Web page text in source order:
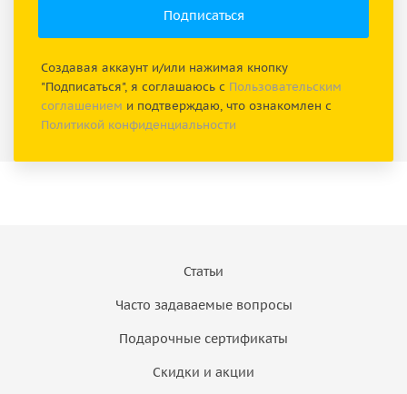
Создавая аккаунт и/или нажимая кнопку
"Подписаться", я соглашаюсь с Пользовательским
соглашением и подтверждаю, что ознакомлен с
Политикой конфиденциальности
Статьи
Часто задаваемые вопросы
Подарочные сертификаты
Скидки и акции